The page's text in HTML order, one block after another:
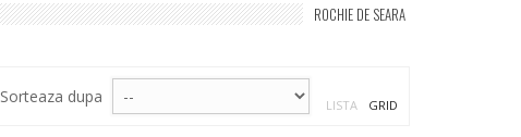
ROCHIE DE SEARA
Sorteaza dupa LISTA GRID